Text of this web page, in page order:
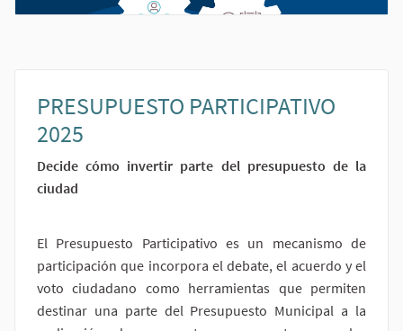
PRESUPUESTO PARTICIPATIVO
2025
Decide cómo invertir parte del presupuesto de la
ciudad
El Presupuesto Participativo es un mecanismo de
participación que incorpora el debate, el acuerdo y el
voto ciudadano como herramientas que permiten
destinar una parte del Presupuesto Municipal a la